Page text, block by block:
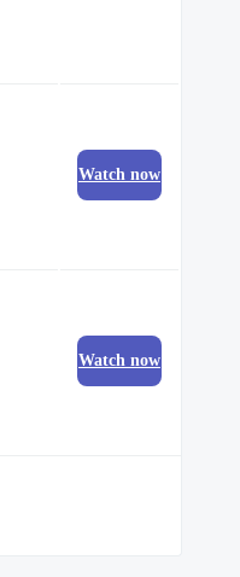
Watch now
Watch now